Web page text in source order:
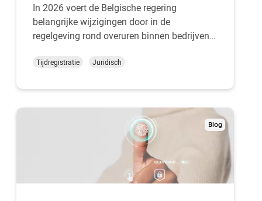
In 2026 voert de Belgische regering
belangrijke wijzigingen door in de
regelgeving rond overuren binnen bedrijven.
Welke types overuren worden beïnvloed?
en verplichtingen als werkgever? En hoe
plan, vergoed en reg…
Tijdregistratie Juridisch
Blog